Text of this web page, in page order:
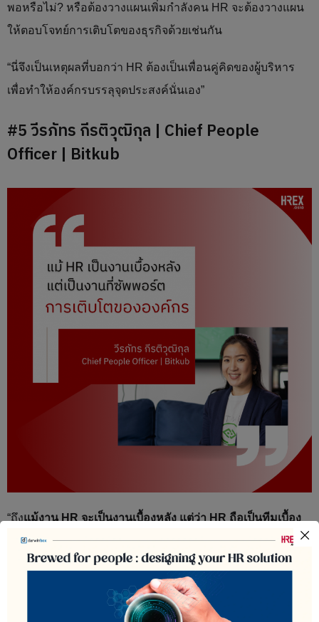
พอหรือไม่? หรือต้องวางแผนเพิ่มกำลังคน HR จะต้องวางแผน
ให้ตอบโจทย์การเติบโตของธุรกิจด้วยเช่นกัน
“นี่จึงเป็นเหตุผลที่บอกว่า HR ต้องเป็นเพื่อนคู่คิดของผู้บริหาร
เพื่อทำให้องค์กรบรรลุจุดประสงค์นั่นเอง”
#5 วีรภัทร กีรติวุฒิกุล | Chief People
Officer | Bitkub
“ถึงแม้งาน HR จะเป็นงานเบื้องหลัง แต่ว่า HR ถือเป็นทีมเบื้อง
หลังที่คอยซัพพอร์ตการเติบโตขององค์กรทั้งในเชิง Headcount
เมื่อเรามีธุรกิจที่ใหญ่ขึ้น จำนวนพนักงานเราต้องเพิ่มมากขึ้น
“สองคือการสร้างสิ่งแวดล้อมในองค์กรให้แข็งแรง คนที่เข้ามา